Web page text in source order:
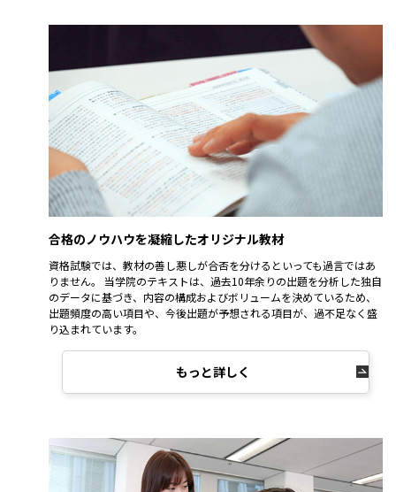
合格のノウハウを凝縮したオリジナル教材
資格試験では、教材の善し悪しが合否を分けるといっても過言ではあ
りません。 当学院のテキストは、過去10年余りの出題を分析した独自
のデータに基づき、内容の構成およびボリュームを決めているため、
出題頻度の高い項目や、今後出題が予想される項目が、過不足なく盛
り込まれています。
もっと詳しく